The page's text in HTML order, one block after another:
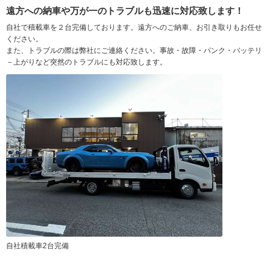
遠方への納車や万が一のトラブルも迅速に対応致します！
自社で積載車を２台完備しております。遠方へのご納車、お引き取りもお任せ
ください。
また、トラブルの際は弊社にご連絡ください。事故・故障・パンク・バッテリ
－上がりなど突然のトラブルにも対応致します。
自社積載車2台完備